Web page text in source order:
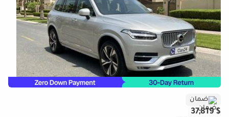
ضمان
$ 37,819